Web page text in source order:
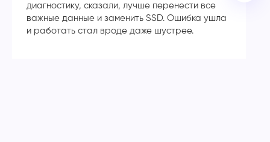
диагностику, сказали, лучше перенести все
важные данные и заменить SSD. Ошибка ушла
и работать стал вроде даже шустрее.